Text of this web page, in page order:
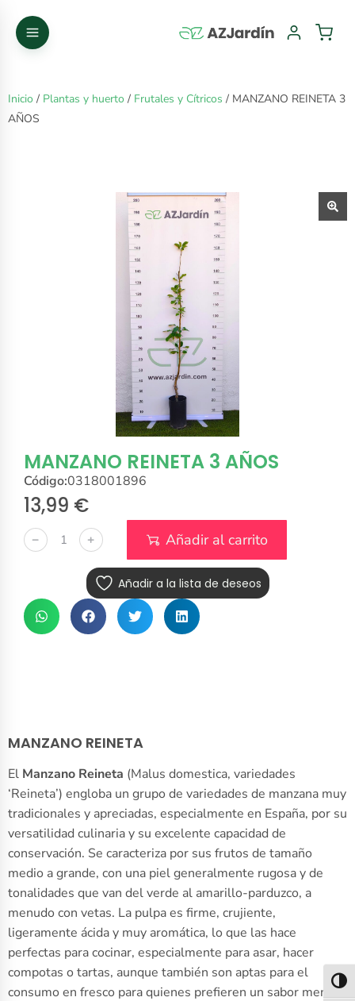
Inicio / Plantas y huerto / Frutales y Cítricos / MANZANO REINETA 3
AÑOS
MANZANO REINETA 3 AÑOS
Código:0318001896
13,99 €
﹣ ﹢ Añadir al carrito
Añadir a la lista de deseos
MANZANO REINETA
El Manzano Reineta (Malus domestica, variedades
‘Reineta’) engloba un grupo de variedades de manzana muy
tradicionales y apreciadas, especialmente en España, por su
versatilidad culinaria y su excelente capacidad de
conservación. Se caracteriza por sus frutos de tamaño
medio a grande, con una piel generalmente rugosa y de
tonalidades que van del verde al amarillo-parduzco, a
menudo con vetas. La pulpa es firme, crujiente,
ligeramente ácida y muy aromática, lo que las hace
perfectas para cocinar, especialmente para asar, hacer
compotas o tartas, aunque también son aptas para el
consumo en fresco para quienes prefieren un sabor menos